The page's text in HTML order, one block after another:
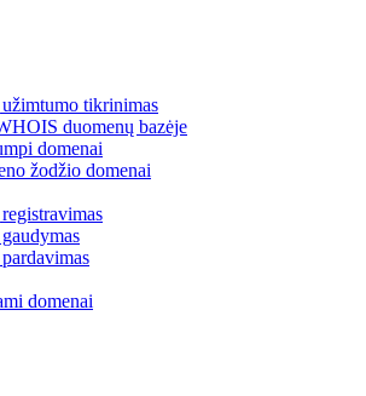
tikrinimas
duomenų bazėje
domenai
žodžio domenai
domenai